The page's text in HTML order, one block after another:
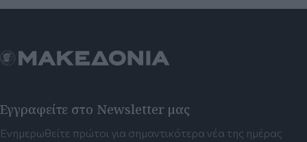
Εγγραφείτε στο Newsletter μας
Ενημερωθείτε πρώτοι για σημαντικότερα νέα της ημέρας